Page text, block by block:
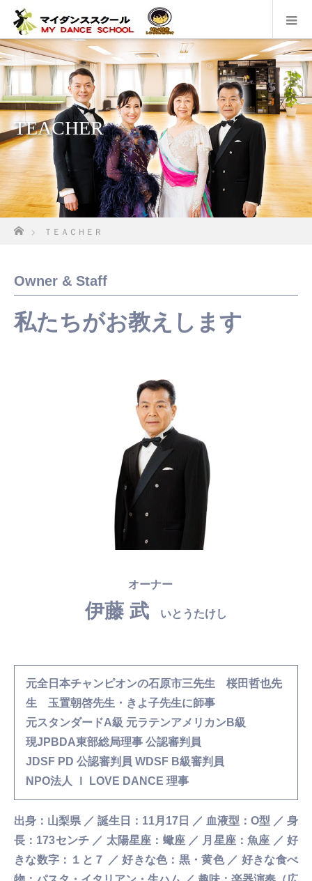
TEACHER
ＴＥＡＣＨＥＲ
Owner & Staff
私たちがお教えします
オーナー
伊藤 武 いとうたけし
元全日本チャンピオンの石原市三先生 桜田哲也先
生 玉置朝啓先生・きよ子先生に師事
元スタンダードA級 元ラテンアメリカンB級
現JPBDA東部総局理事 公認審判員
JDSF PD 公認審判員 WDSF B級審判員
NPO法人 Ｉ LOVE DANCE 理事
出身：山梨県 ／ 誕生日：11月17日 ／ 血液型：O型 ／ 身
長：173センチ ／ 太陽星座：蠍座 ／ 月星座：魚座 ／ 好
きな数字：１と７ ／ 好きな色：黒・黄色 ／ 好きな食べ